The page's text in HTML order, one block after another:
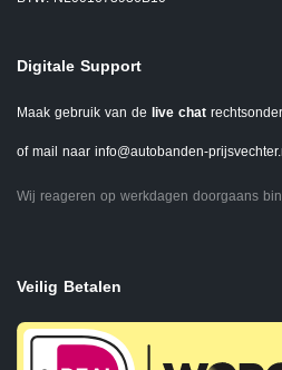
Digitale Support
Maak gebruik van de live chat
of mail naar info@autobanden-
Wij reageren op werkdagen doorgaans
Veilig Betalen